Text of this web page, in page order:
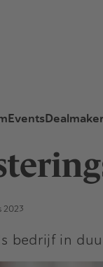
Events
2023
bedrijf in